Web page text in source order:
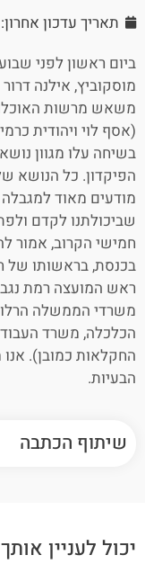
תאריך עדכון אחרון: 04/06/2023
מוסקוביץ, אילנה
משאש מרשות
(אסף לוי ויהודית
בשיחה עלו מגוון
הפיקדון. כל הנושא
מודעים מאוד
שביכולתנו לקדם
חמישי הקרוב, אמור
בכנסת, בראשותו של
ראש המועצה רמת נגב
משרדי הממשלה
הכלכלה, משרד
החקלאות כמובן). אנו
הבעיות.
שיתוף הכתבה
יכול לעניין